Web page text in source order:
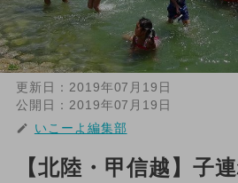
更新日： 2019年07月19日
公開日： 2019年07月19日
いこーよ編集部
【北陸・甲信越】子